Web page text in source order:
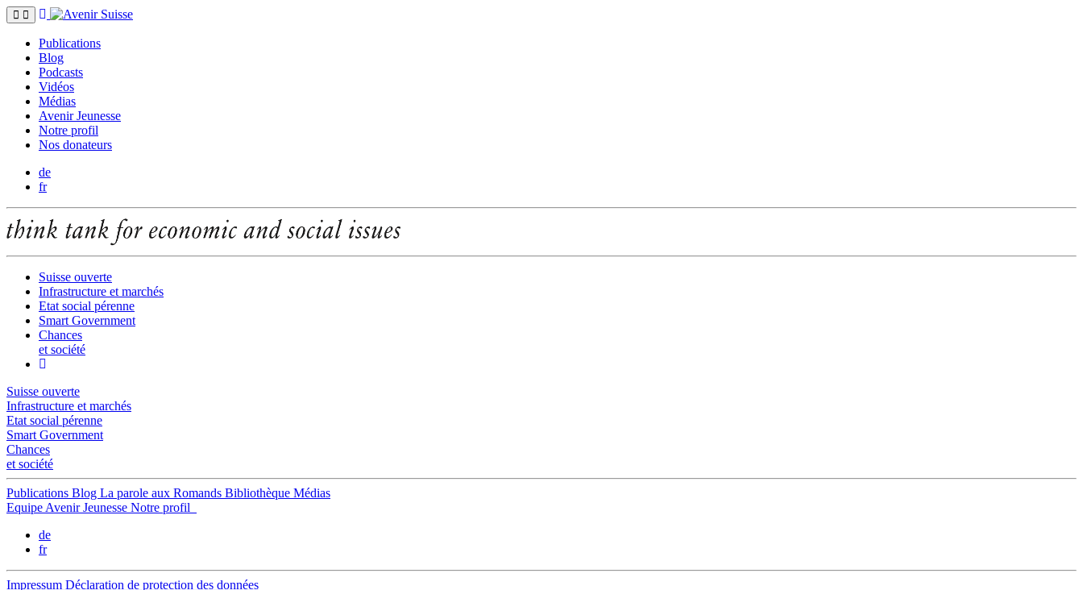
Publications
Blog
Podcasts
Vidéos
Médias
Avenir Jeunesse
Notre profil
Nos donateurs
de
fr
Suisse ouverte
Infrastructure et marchés
Etat social pérenne
Smart Government
Chances
et société
Suisse ouverte
Infrastructure et marchés
Etat social pérenne
Smart Government
Chances
et société
Publications Blog La parole aux Romands Bibliothèque Médias
Equipe Avenir Jeunesse Notre profil
de
fr
Impressum Déclaration de protection des données